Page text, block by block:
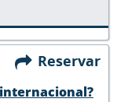
Reservar